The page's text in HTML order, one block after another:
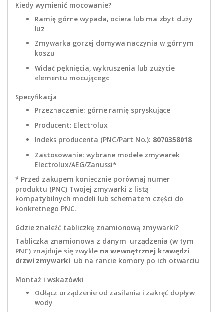
Kiedy wymienić mocowanie?
Ramię górne wypada, ociera lub ma zbyt duży
luz
Zmywarka gorzej domywa naczynia w górnym
koszu
Widać pęknięcia, wykruszenia lub zużycie
elementu mocującego
Specyfikacja
Przeznaczenie: górne ramię spryskujące
Producent: Electrolux
Indeks producenta (PNC/Part No.): 8070358018
Zastosowanie: wybrane modele zmywarek
Electrolux/AEG/Zanussi*
* Przed zakupem koniecznie porównaj numer
produktu (PNC) Twojej zmywarki z listą
kompatybilnych modeli lub schematem części do
konkretnego PNC.
Gdzie znaleźć tabliczkę znamionową zmywarki?
Tabliczka znamionowa z danymi urządzenia (w tym
PNC) znajduje się zwykle na wewnętrznej krawędzi
drzwi zmywarki lub na rancie komory po ich otwarciu.
Montaż i wskazówki
Odłącz urządzenie od zasilania i zakręć dopływ
wody